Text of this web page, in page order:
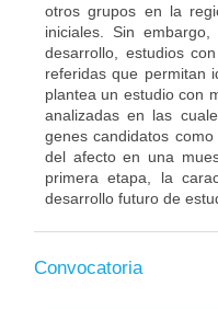
otros grupos en la
iniciales. Sin
desarrollo, estudios
referidas que permitan
plantea un estudio con
analizadas en las
genes candidatos
del afecto en una
primera etapa, la
desarrollo futuro de
Convocatoria